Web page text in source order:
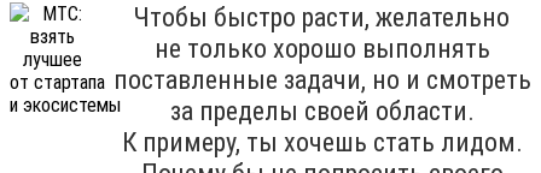
Чтобы быстро расти, желательно
не только хорошо выполнять
поставленные задачи, но и смотреть
за пределы своей области.
К примеру, ты хочешь стать лидом.